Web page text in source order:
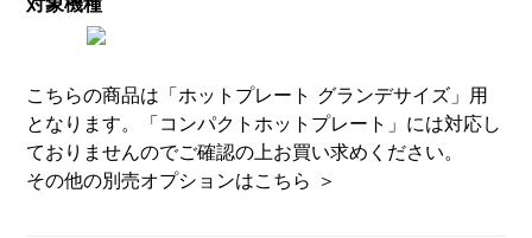
こちらの商品は「ホットプレート グランデサイズ」用
となります。「コンパクトホットプレート」には対応し
ておりませんのでご確認の上お買い求めください。
その他の別売オプションはこちら ＞